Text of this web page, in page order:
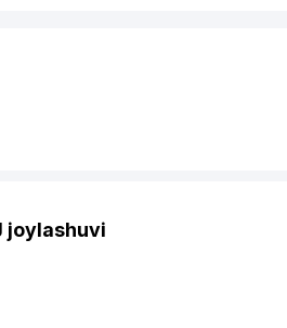
joylashuvi